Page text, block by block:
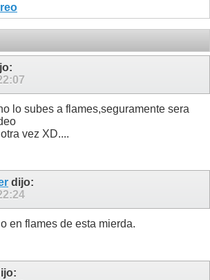
lo subes a flames,seguramente sera
vez XD....
dijo:
en flames de esta mierda.